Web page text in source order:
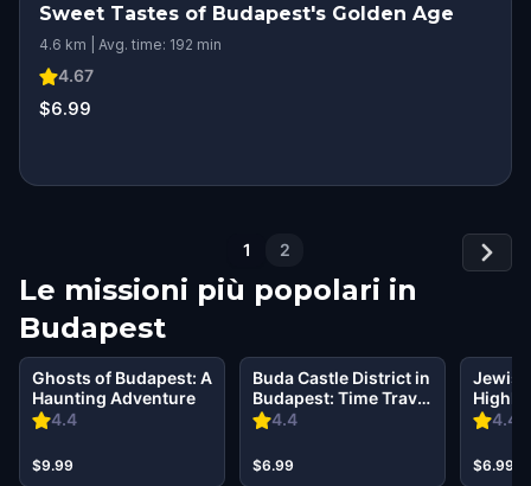
Sweet Tastes of Budapest's Golden Age
4.6 km | Avg. time: 192 min
4.67
$6.99
1 2
Le missioni più popolari in
Budapest
4.4
Ghosts of Budapest: A
Haunting Adventure
$9.99
4.4
Buda Castle District in
Budapest: Time Travel
Mystery
$6.99
4.4
$6.99